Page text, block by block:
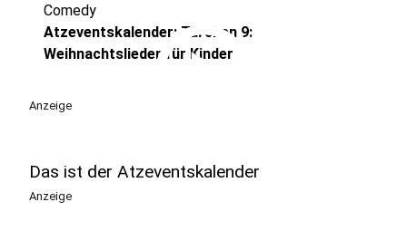
play_circle
Comedy
Atzeventskalender: Türchen 9:
Weihnachtslieder für Kinder
Anzeige
Das ist der Atzeventskalender
Anzeige